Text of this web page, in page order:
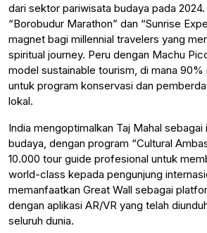
dari sektor pariwisata budaya pada
“Borobudur Marathon” dan “Sunrise
magnet bagi millennial travelers yang
spiritual journey. Peru dengan Machu
model sustainable tourism, di mana 90%
untuk program konservasi dan
lokal.
India mengoptimalkan Taj Mahal sebagai
budaya, dengan program “Cultural
10.000 tour guide profesional untuk
world-class kepada pengunjung
memanfaatkan Great Wall sebagai
dengan aplikasi AR/VR yang telah
seluruh dunia.